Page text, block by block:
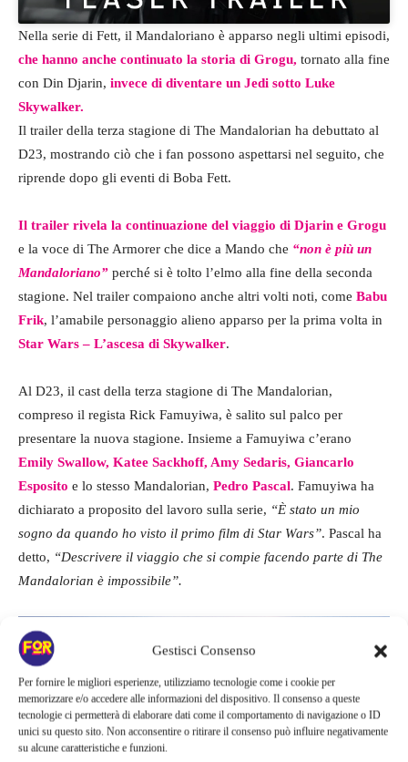
Gestisci Consenso
Per fornire le migliori esperienze, utilizziamo tecnologie come i cookie per
memorizzare e/o accedere alle informazioni del dispositivo. Il consenso a queste
tecnologie ci permetterà di elaborare dati come il comportamento di navigazione o ID
unici su questo sito. Non acconsentire o ritirare il consenso può influire negativamente
su alcune caratteristiche e funzioni.
Nella serie di Fett, il Mandaloriano è apparso negli ultimi episodi,
che hanno anche continuato la storia di Grogu, tornato alla fine
con Din Djarin, invece di diventare un Jedi sotto Luke
Skywalker.
Il trailer della terza stagione di The Mandalorian ha debuttato al
D23, mostrando ciò che i fan possono aspettarsi nel seguito, che
riprende dopo gli eventi di Boba Fett.
Il trailer rivela la continuazione del viaggio di Djarin e Grogu
e la voce di The Armorer che dice a Mando che “non è più un
Mandaloriano” perché si è tolto l’elmo alla fine della seconda
stagione. Nel trailer compaiono anche altri volti noti, come Babu
Frik, l’amabile personaggio alieno apparso per la prima volta in
Star Wars – L’ascesa di Skywalker.
Al D23, il cast della terza stagione di The Mandalorian,
compreso il regista Rick Famuyiwa, è salito sul palco per
presentare la nuova stagione. Insieme a Famuyiwa c’erano
Emily Swallow, Katee Sackhoff, Amy Sedaris, Giancarlo
Esposito e lo stesso Mandalorian, Pedro Pascal. Famuyiwa ha
dichiarato a proposito del lavoro sulla serie, “È stato un mio
sogno da quando ho visto il primo film di Star Wars”. Pascal ha
detto, “Descrivere il viaggio che si compie facendo parte di The
Mandalorian è impossibile”.